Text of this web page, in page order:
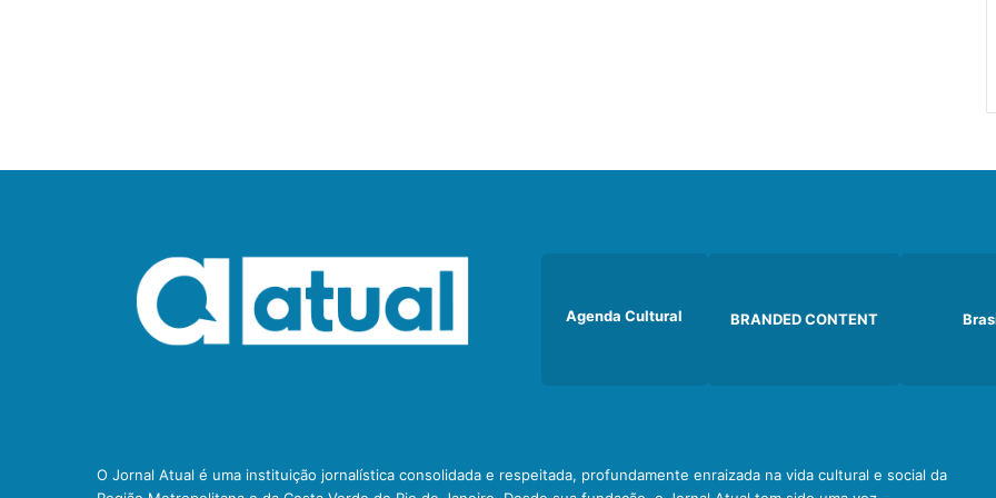
Agenda Cultural BRANDED CONTENT
O Jornal Atual é uma instituição jornalística consolidada e respeitada, profundamente enraizada na vida cultural e social da